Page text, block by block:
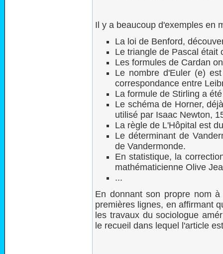
Il y a beaucoup d'exemples en
La loi de Benford,
Le triangle de Pascal était
Les formules de Cardan
Le nombre d'Euler (e)
correspondance entre
La formule de Stirling a
Le schéma de Horner,
utilisé par Isaac Newton,
La règle de L'Hôpital est
Le déterminant de
de Vandermonde.
En statistique, la
mathématicienne Olive
...
En donnant son propre nom
premières lignes, en affirmant
les travaux du sociologue
le recueil dans lequel l'article